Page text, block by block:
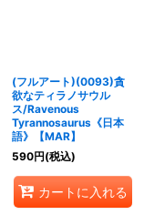
(フルアート)(0093)貪
欲なティラノサウル
ス/Ravenous
Tyrannosaurus《日本
語》【MAR】
590円(税込)
カートに入れる